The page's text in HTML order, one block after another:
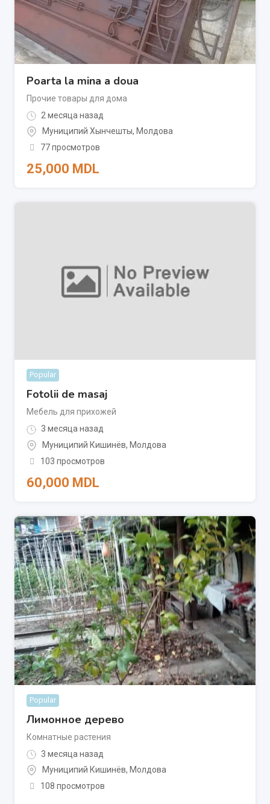
Poarta la mina a doua
Прочие товары для дома
2 месяца назад
Муниципий Хынчешты, Молдова
77 просмотров
25,000 MDL
Popular
Fotolii de masaj
Мебель для прихожей
3 месяца назад
Муниципий Кишинёв, Молдова
103 просмотров
60,000 MDL
Popular
Лимонное дерево
Комнатные растения
3 месяца назад
Муниципий Кишинёв, Молдова
108 просмотров